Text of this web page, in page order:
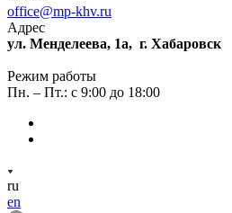
office@mp-khv.ru
Адрес
ул. Менделеева, 1а, г. Хабаровск
Режим работы
Пн. – Пт.: с 9:00 до 18:00
ru
en